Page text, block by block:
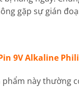
gặp sự gián
9V Alkaline
phẩm này thường